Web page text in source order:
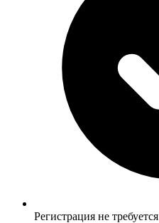
Регистрация не требуется